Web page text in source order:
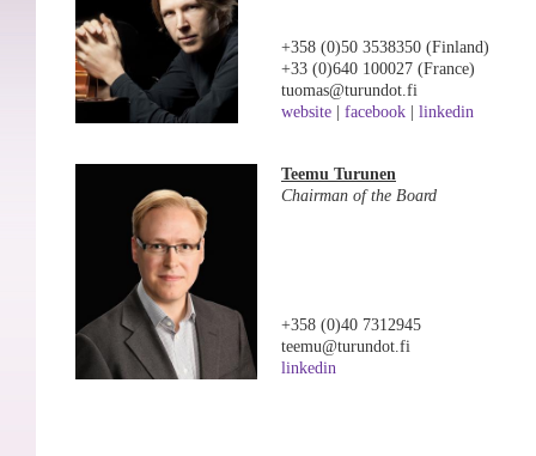
+358 (0)50 3538350 (Finland)
+33 (0)640 100027 (France)
tuomas@turundot.fi
website
facebook linkedin
Teemu Turunen
Chairman of the Board
+358 (0)40 7312945
teemu@turundot.fi
linkedin